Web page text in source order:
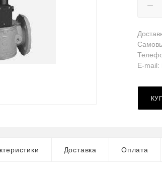
E-mail:
Доставка Оплата